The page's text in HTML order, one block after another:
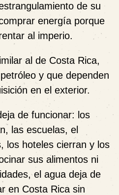
de su
energía porque
al imperio.
al de Costa Rica,
y que dependen
en el exterior.
de funcionar: los
las escuelas, el
los hoteles cierran y los
sus alimentos ni
el agua deja de
en Costa Rica sin